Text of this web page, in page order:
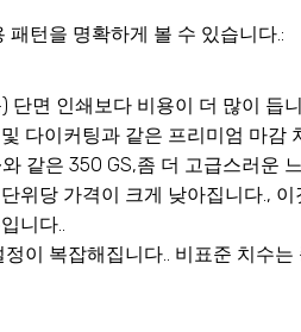
패턴을 명확하게 볼 수 있습니다.:
단면 인쇄보다 비용이 더 많이 듭
다이커팅과 같은 프리미엄 마감
같은 350 GS,좀 더 고급스러운
위당 가격이 크게 낮아집니다.,
니다..
이 복잡해집니다.. 비표준 치수